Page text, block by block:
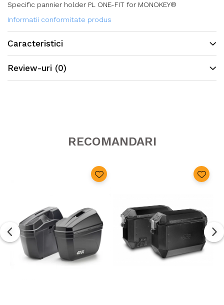
Specific pannier holder PL ONE-FIT for MONOKEY®
Informatii conformitate produs
Caracteristici
Review-uri (0)
RECOMANDARI